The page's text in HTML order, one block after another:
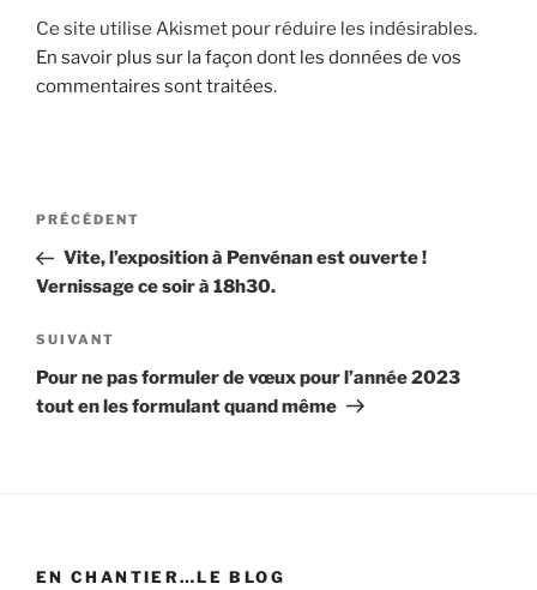
Ce site utilise Akismet pour réduire les indésirables.
En savoir plus sur la façon dont les données de vos
commentaires sont traitées.
Navigation
l’article
Article
précédent
PRÉCÉDENT
Vite, l’exposition à Penvénan est ouverte !
Vernissage ce soir à 18h30.
Article
suivant
SUIVANT
Pour ne pas formuler de vœux pour l’année 2023
tout en les formulant quand même
EN CHANTIER…LE BLOG